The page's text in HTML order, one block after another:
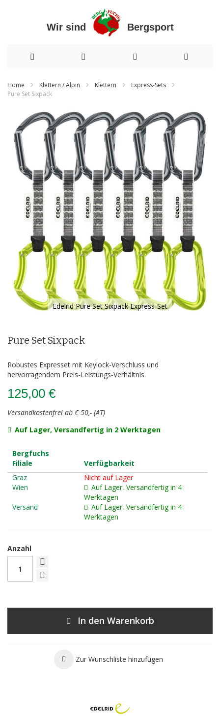
Wir sind Bergsport
zum
Home Klettern / Alpin Klettern
Express-Sets
Pure Set Sixpack
Ende
der
Bildergalerie
springen
Edelrid Pure Set Sixpack Express-Set
der
Pure Set Sixpack
Robustes Expresset mit Keylock-Verschluss und
hervorragendem Preis-Leistungs-Verhältnis.
125,00 €
Versandkostenfrei ab € 50,- (AT)
Auf Lager, Versandfertig in 2 Werktagen
Bergfuchs
Filiale
Verfügbarkeit
Graz
Nicht auf Lager
Wien
Auf Lager, Versandfertig in 4
Werktagen
Versand
Auf Lager, Versandfertig in 4
Werktagen
Anzahl
In den Warenkorb
Zur Wunschliste hinzufügen